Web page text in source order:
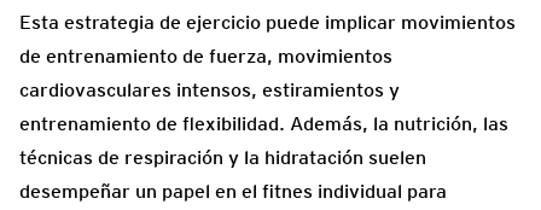
Esta estrategia de ejercicio puede implicar movimientos
de entrenamiento de fuerza, movimientos
cardiovasculares intensos, estiramientos y
entrenamiento de flexibilidad. Además, la nutrición, las
técnicas de respiración y la hidratación suelen
desempeñar un papel en el fitnes individual para